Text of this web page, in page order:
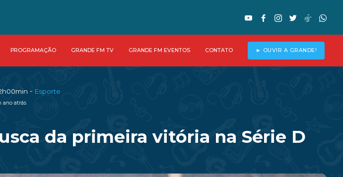
PROGRAMAÇÃO GRANDE FM TV GRANDE FM EVENTOS CONTATO ► OUVIR A GRANDE!
- Esporte
ano atrás
da primeira vitória na Série D